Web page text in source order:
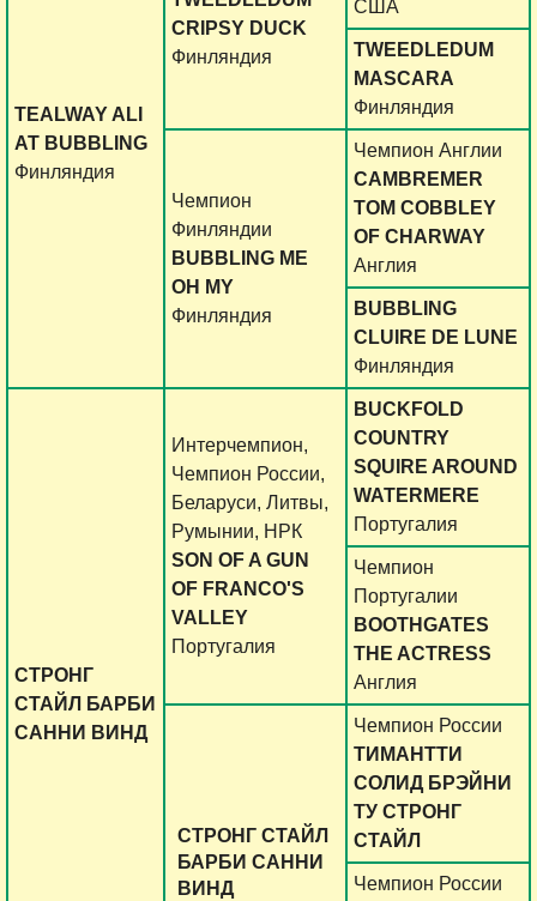
TEALWAY ALI
AT BUBBLING
Финляндия
CRIPSY DUCK
Финляндия
США
TWEEDLEDUM
MASCARA
Финляндия
Чемпион
Финляндии
BUBBLING ME
OH MY
Финляндия
Чемпион Англии
CAMBREMER
TOM COBBLEY
OF CHARWAY
Англия
BUBBLING
CLUIRE DE LUNE
Финляндия
СТРОНГ
СТАЙЛ БАРБИ
САННИ ВИНД
Интерчемпион,
Чемпион России,
Беларуси, Литвы,
Румынии, НРК
SON OF A GUN
OF FRANCO'S
VALLEY
Португалия
BUCKFOLD
COUNTRY
SQUIRE AROUND
WATERMERE
Португалия
Чемпион
Португалии
BOOTHGATES
THE ACTRESS
Англия
СТРОНГ СТАЙЛ
БАРБИ САННИ
ВИНД
Чемпион России
ТИМАНТТИ
СОЛИД БРЭЙНИ
ТУ СТРОНГ
СТАЙЛ
Чемпион России